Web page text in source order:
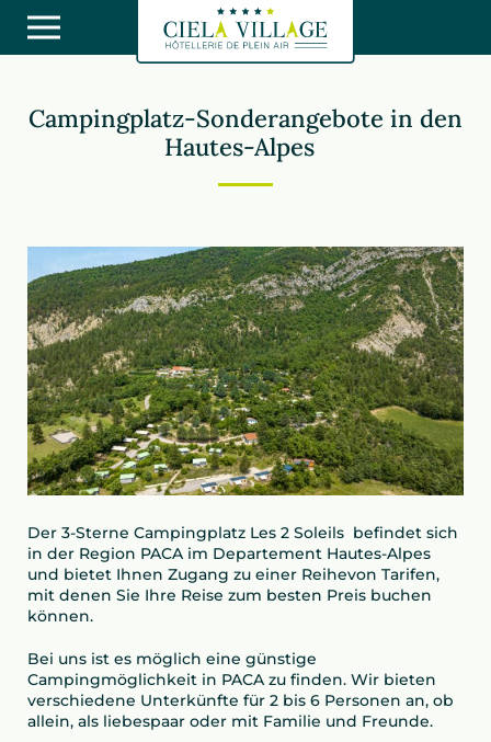
Campingplatz-Sonderangebote in den
Hautes-Alpes
Der 3-Sterne Campingplatz Les 2 Soleils befindet sich
in der Region PACA im Departement Hautes-Alpes
und bietet Ihnen Zugang zu einer Reihevon Tarifen,
mit denen Sie Ihre Reise zum besten Preis buchen
können.
Bei uns ist es möglich eine günstige
Campingmöglichkeit in PACA zu finden. Wir bieten
verschiedene Unterkünfte für 2 bis 6 Personen an, ob
allein, als liebespaar oder mit Familie und Freunde.